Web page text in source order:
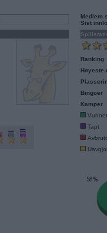
Medlem
Sist
Ranking
Høyeste
Bingoer
Kamper
Vunnet
Tapt
Avbrutt